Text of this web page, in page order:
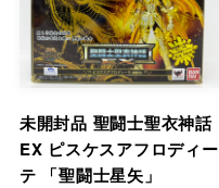
未開封品 聖闘士聖衣神話
EX ピスケスアフロディー
テ 「聖闘士星矢」